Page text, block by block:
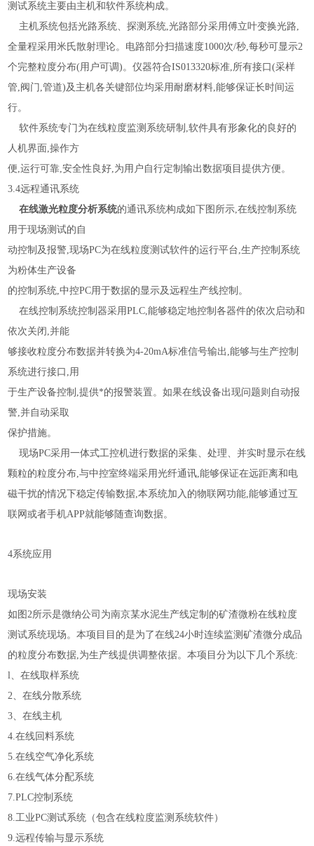
测试系统主要由主机和软件系统构成。
主机系统包括光路系统、探测系统,光路部分采用傅立叶变换光路,
全量程采用米氏散射理论。电路部分扫描速度1000次/秒,每秒可显示2
个完整粒度分布(用户可调)。仪器符合IS013320标准,所有接口(采样
管,阀门,管道)及主机各关键部位均采用耐磨材料,能够保证长时间运
行。
软件系统专门为在线粒度监测系统研制,软件具有形象化的良好的
人机界面,操作方
便,运行可靠,安全性良好,为用户自行定制输出数据项目提供方便。
3.4远程通讯系统
在线激光粒度分析系统的通讯系统构成如下图所示,在线控制系统
用于现场测试的自
动控制及报警,现场PC为在线粒度测试软件的运行平台,生产控制系统
为粉体生产设备
的控制系统,中控PC用于数据的显示及远程生产线控制。
在线控制系统控制器采用PLC,能够稳定地控制各器件的依次启动和
依次关闭,并能
够接收粒度分布数据并转换为4-20mA标准信号输出,能够与生产控制
系统进行接口,用
于生产设备控制,提供*的报警装置。如果在线设备出现问题则自动报
警,并自动采取
保护措施。
现场PC采用一体式工控机进行数据的采集、处理、并实时显示在线
颗粒的粒度分布,与中控室终端采用光纤通讯,能够保证在远距离和电
磁干扰的情况下稳定传输数据,本系统加入的物联网功能,能够通过互
联网或者手机APP就能够随查询数据。
4系统应用
现场安装
如图2所示是微纳公司为南京某水泥生产线定制的矿渣微粉在线粒度
测试系统现场。本项目目的是为了在线24小时连续监测矿渣微分成品
的粒度分布数据,为生产线提供调整依据。本项目分为以下几个系统:
l、在线取样系统
2、在线分散系统
3、在线主机
4.在线回料系统
5.在线空气净化系统
6.在线气体分配系统
7.PLC控制系统
8.工业PC测试系统（包含在线粒度监测系统软件）
9.远程传输与显示系统